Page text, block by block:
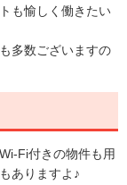
も愉しく働きたい
多数ございますの
Fi付きの物件も用
ありますよ♪